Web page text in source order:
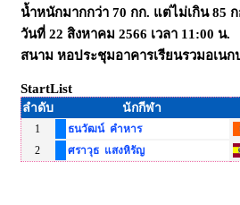
น้ำหนักมากกว่า 70 กก. แต่ไม่เกิน 85
วันที่ 22 สิงหาคม 2566 เวลา 11:00 น.
สนาม หอประชุมอาคารเรียนรวมอเน
StartList
ลำดับ นักกีฬา
1 ธนวัฒน์ คำหาร
2
ศราวุธ แสงหิรัญ